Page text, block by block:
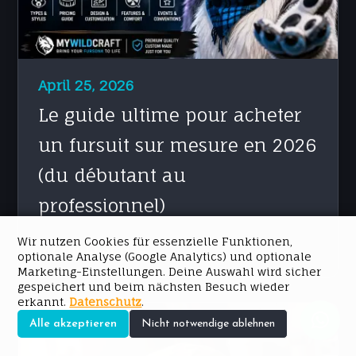
April 25, 2026
Le guide ultime pour acheter
un fursuit sur mesure en 2026
(du débutant au
professionnel)
MEHR LESEN →
Wir nutzen Cookies für essenzielle Funktionen,
optionale Analyse (Google Analytics) und optionale
Marketing-Einstellungen. Deine Auswahl wird sicher
gespeichert und beim nächsten Besuch wieder
erkannt. Datenschutz.
Alle akzeptieren Nicht notwendige ablehnen